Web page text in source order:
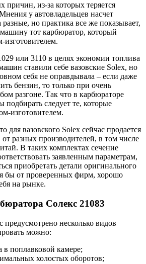
причин, из-за которых теряется
у автовладельцев насчет
но практика все же показывает,
тот карбюратор, который
изготовителем.
или 3110 в целях экономии топлива
ставили себе вазовские Solex, но
себя не оправдывала – если даже
бензин, то только при очень
разгоне. Так что в карбюраторе
следует те, которые
изготовителем.
для вазовского Solex сейчас продается
разных производителей, в том числе
В таких комплектах сечение
заявленным параметрам,
приобретать детали оригинального
бы от проверенных фирм, хорошо
на рынке.
Солекс 21083
несколько видов
можно:
в поплавковой камере;
холостых оборотов;